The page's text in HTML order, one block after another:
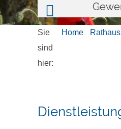
Sie
sind
hier:
Home Rathaus